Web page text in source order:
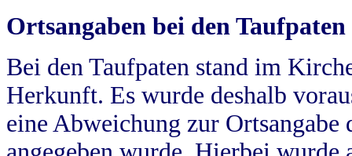
Ortsangaben bei den Taufpaten
Bei den Taufpaten stand im
Herkunft. Es wurde deshalb
eine Abweichung zur